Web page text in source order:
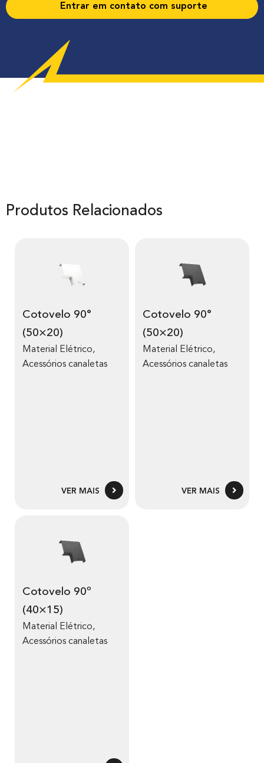
Entrar em contato com suporte
Produtos Relacionados
Cotovelo 90°
(50×20)
Material Elétrico,
Acessórios canaletas
VER MAIS
Cotovelo 90°
(50×20)
Material Elétrico,
Acessórios canaletas
VER MAIS
Cotovelo 90º
(40×15)
Material Elétrico,
Acessórios canaletas